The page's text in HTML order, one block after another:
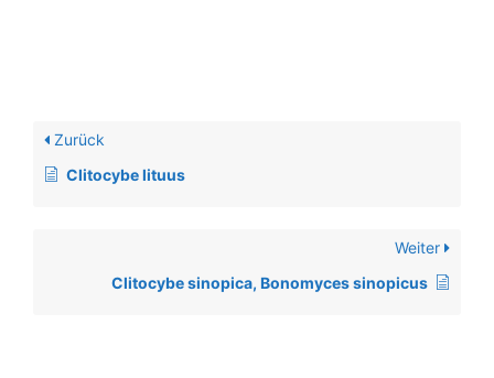
Zurück
Clitocybe lituus
Weiter
Clitocybe sinopica, Bonomyces sinopicus